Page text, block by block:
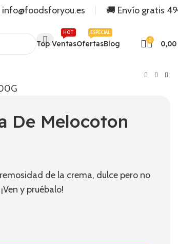
info@foodsforyou.es 🚚 Envío gratis
Top Ventas
HOT
Ofertas
ESPECIAL
Blog 0 0,00
De Melocoton
de la crema, dulce pero no
y pruébalo!